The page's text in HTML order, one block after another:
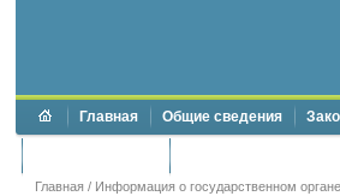
Главная Общие сведения
Главная / Информация о государственном органе